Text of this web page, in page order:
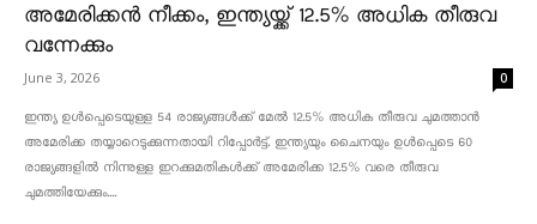
അമേരിക്കൻ നീക്കം, ഇന്ത്യയ്ക്ക് 12.5% അധിക തീരുവ
വന്നേക്കും
June 3, 2026 0
ഇന്ത്യ ഉൾപ്പെടെയുള്ള 54 രാജ്യങ്ങൾക്ക് മേൽ 12.5% അധിക തീരുവ ചുമത്താൻ
അമേരിക്ക തയ്യാറെടുക്കുന്നതായി റിപ്പോർട്ട്. ഇന്ത്യയും ചൈനയും ഉൾപ്പെടെ 60
രാജ്യങ്ങളിൽ നിന്നുള്ള ഇറക്കുമതികൾക്ക് അമേരിക്ക 12.5% ​​വരെ തീരുവ
ചുമത്തിയേക്കും....